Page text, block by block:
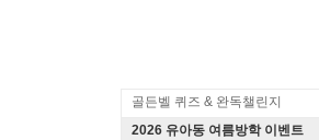
골든벨 퀴즈 & 완독챌린지
2026 유아동 여름방학 이벤트